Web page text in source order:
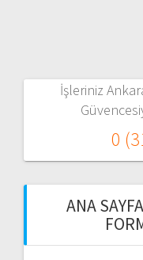
İşleriniz
0
ANA